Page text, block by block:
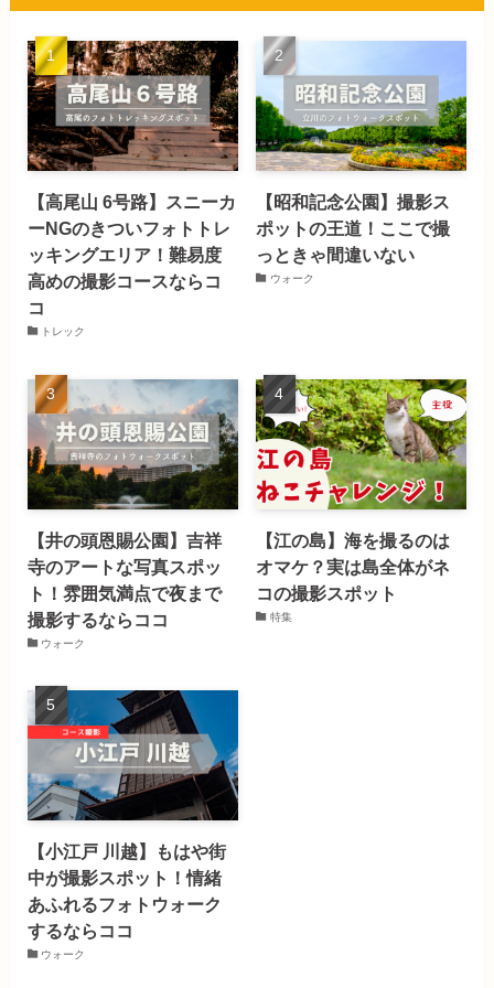
【高尾山 6号路】スニーカ
ーNGのきついフォトトレ
ッキングエリア！難易度
高めの撮影コースならコ
コ
トレック
【昭和記念公園】撮影ス
ポットの王道！ここで撮
っときゃ間違いない
ウォーク
【井の頭恩賜公園】吉祥
寺のアートな写真スポッ
ト！雰囲気満点で夜まで
撮影するならココ
ウォーク
【江の島】海を撮るのは
オマケ？実は島全体がネ
コの撮影スポット
特集
【小江戸 川越】もはや街
中が撮影スポット！情緒
あふれるフォトウォーク
するならココ
ウォーク